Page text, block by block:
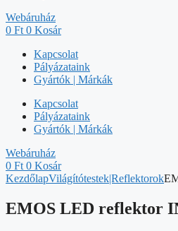
Webáruház
0 Ft 0 Kosár
Kapcsolat
Pályázataink
Gyártók | Márkák
Kapcsolat
Pályázataink
Gyártók | Márkák
Webáruház
0 Ft 0 Kosár
KezdőlapVilágítótestek|Reflektorok
EMOS LED reflektor